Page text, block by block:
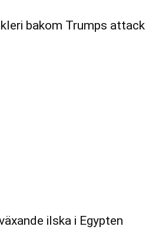
bakom Trumps attack
ilska i Egypten